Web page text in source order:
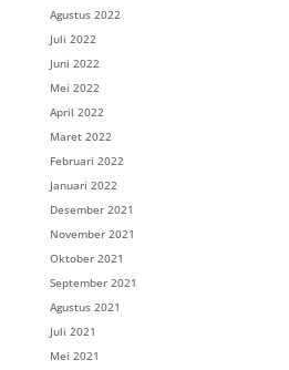
Agustus 2022
Juli 2022
Juni 2022
Mei 2022
April 2022
Maret 2022
Februari 2022
Januari 2022
Desember 2021
November 2021
Oktober 2021
September 2021
Agustus 2021
Juli 2021
Mei 2021